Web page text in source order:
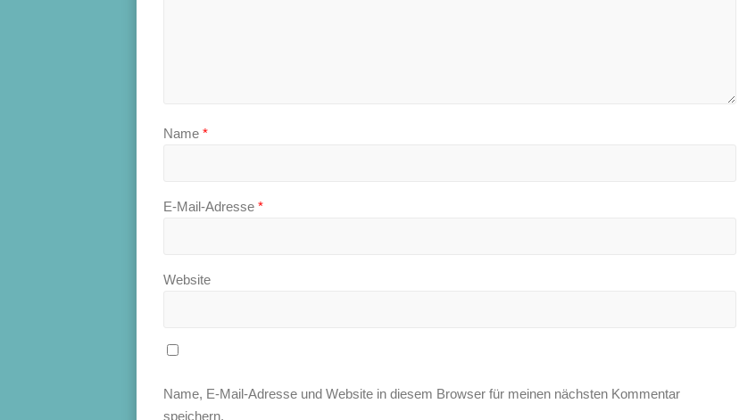
Name *
E-Mail-Adresse *
Website
Name, E-Mail-Adresse und Website in diesem Browser für meinen nächsten Kommentar
speichern.